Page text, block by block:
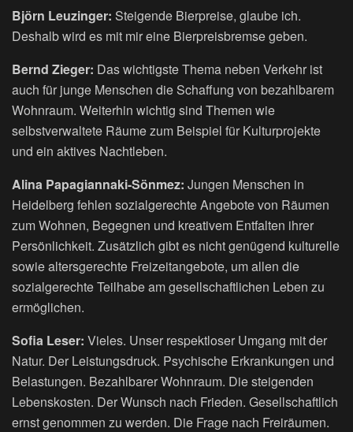
Björn Leuzinger: Steigende Bierpreise, glaube ich.
Deshalb wird es mit mir eine Bierpreisbremse geben.
Bernd Zieger: Das wichtigste Thema neben Verkehr ist
auch für junge Menschen die Schaffung von bezahlbarem
Wohnraum. Weiterhin wichtig sind Themen wie
selbstverwaltete Räume zum Beispiel für Kulturprojekte
und ein aktives Nachtleben.
Alina Papagiannaki-Sönmez: Jungen Menschen in
Heidelberg fehlen sozialgerechte Angebote von Räumen
zum Wohnen, Begegnen und kreativem Entfalten ihrer
Persönlichkeit. Zusätzlich gibt es nicht genügend kulturelle
sowie altersgerechte Freizeitangebote, um allen die
sozialgerechte Teilhabe am gesellschaftlichen Leben zu
ermöglichen.
Sofia Leser: Vieles. Unser respektloser Umgang mit der
Natur. Der Leistungsdruck. Psychische Erkrankungen und
Belastungen. Bezahlbarer Wohnraum. Die steigenden
Lebenskosten. Der Wunsch nach Frieden. Gesellschaftlich
ernst genommen zu werden. Die Frage nach Freiräumen.